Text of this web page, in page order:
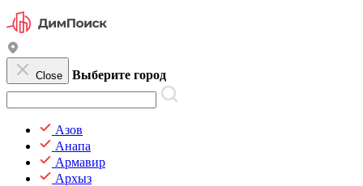
Close Выберите город
Азов
Анапа
Армавир
Архыз